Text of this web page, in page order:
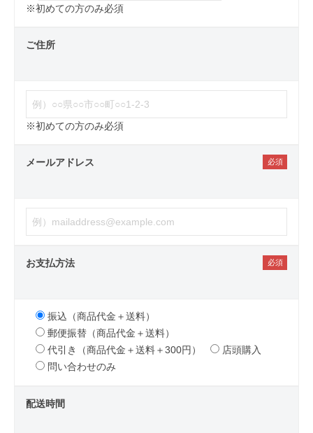
※初めての方のみ必須
ご住所
※初めての方のみ必須
メールアドレス
お支払方法
振込（商品代金＋送料）
郵便振替（商品代金＋送料）
代引き（商品代金＋送料＋300円）
店頭購入
問い合わせのみ
配送時間